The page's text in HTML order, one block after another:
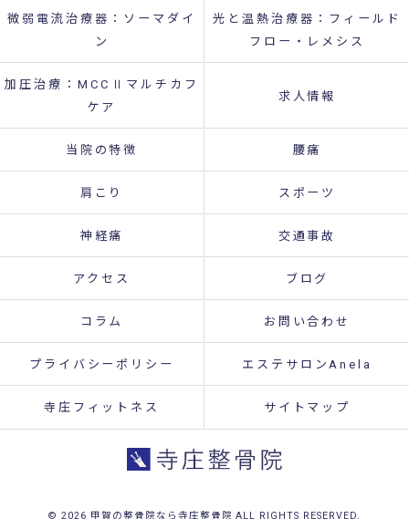
微弱電流治療器：ソーマダイ
ン
光と温熱治療器：フィールド
フロー・レメシス
加圧治療：MCCⅡマルチカフ
ケア
求人情報
当院の特徴 腰痛
肩こり スポーツ
神経痛 交通事故
アクセス ブログ
コラム お問い合わせ
プライバシーポリシー エステサロンAnela
寺庄フィットネス サイトマップ
© 2026 甲賀の整骨院なら寺庄整骨院 ALL RIGHTS RESERVED.